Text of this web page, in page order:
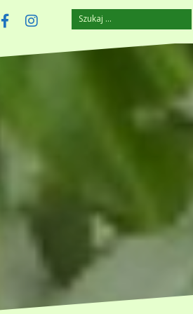
Instagram
szczuplejemy.pl
Szukaj: